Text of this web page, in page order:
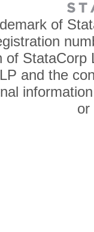
of
of
and the
or